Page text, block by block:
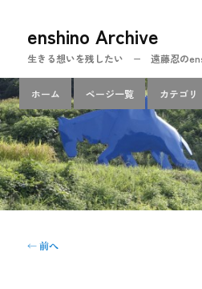
ン
テ
ン
ツ
へ
移
動
enshino Archive
生きる想いを残したい − 遠藤忍の
メ
イ
ン
メ
ニ
ュ
ー
ホーム ページ一覧 カテゴリ
投
←前へ